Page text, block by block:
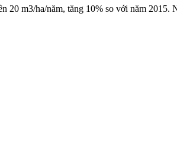
20 m3/ha/năm, tăng 10% so với năm